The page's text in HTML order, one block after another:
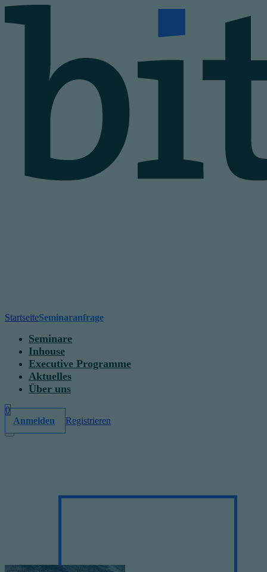
StartseiteSeminaranfrage
Seminare
Inhouse
Executive Programme
Aktuelles
Über uns
0
Anmelden
Registrieren